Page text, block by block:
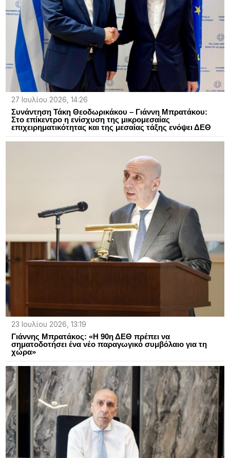
27 Ιουλίου 2026, 14:26
Συνάντηση Τάκη Θεοδωρικάκου – Γιάννη Μπρατάκου:
Στο επίκεντρο η ενίσχυση της μικρομεσαίας
επιχειρηματικότητας και της μεσαίας τάξης ενόψει ΔΕΘ
23 Ιουλίου 2026, 13:19
Γιάννης Μπρατάκος: «Η 90η ΔΕΘ πρέπει να
σηματοδοτήσει ένα νέο παραγωγικό συμβόλαιο για τη
χώρα»